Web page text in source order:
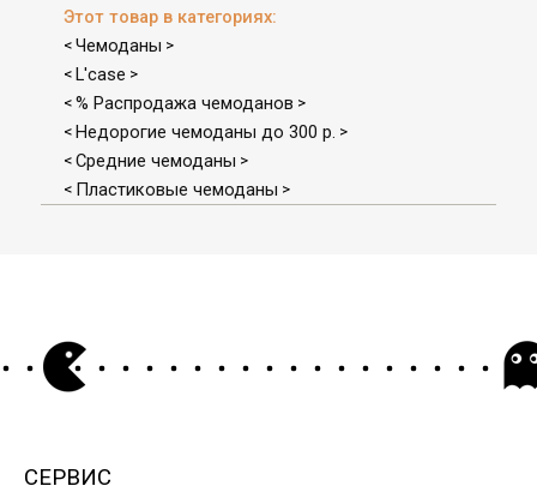
Этот товар в категориях:
< Чемоданы >
< L'case >
< % Распродажа чемоданов >
< Недорогие чемоданы до 300 р. >
< Средние чемоданы >
< Пластиковые чемоданы >
СЕРВИС